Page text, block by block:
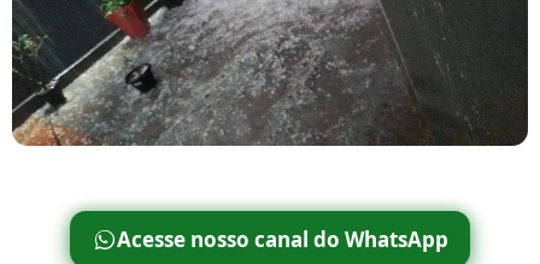
Acesse nosso canal do WhatsApp